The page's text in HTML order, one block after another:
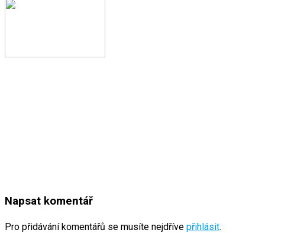
Napsat komentář
Pro přidávání komentářů se musíte nejdříve přihlásit.